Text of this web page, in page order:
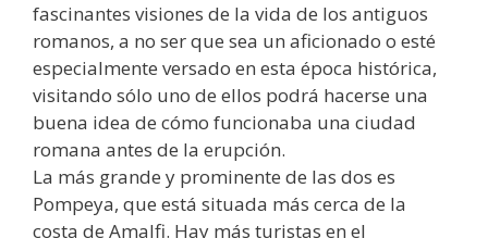
fascinantes visiones de la vida de los antiguos
romanos, a no ser que sea un aficionado o esté
especialmente versado en esta época histórica,
visitando sólo uno de ellos podrá hacerse una
buena idea de cómo funcionaba una ciudad
romana antes de la erupción.
La más grande y prominente de las dos es
Pompeya, que está situada más cerca de la
costa de Amalfi. Hay más turistas en el